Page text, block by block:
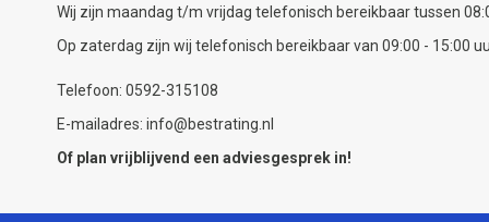
Wij zijn maandag t/m vrijdag telefonisch bereikbaar tussen
Op zaterdag zijn wij telefonisch bereikbaar van 09:00 - 15:00
Telefoon: 0592-315108
E-mailadres: info@bestrating.nl
Of plan vrijblijvend een adviesgesprek in!